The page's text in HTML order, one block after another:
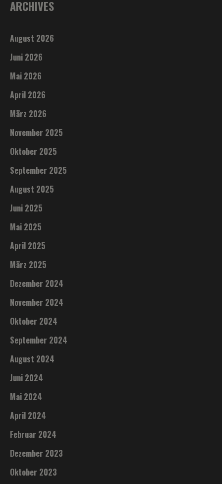
ARCHIVES
August 2026
Juni 2026
Mai 2026
April 2026
März 2026
November 2025
Oktober 2025
September 2025
August 2025
Juni 2025
Mai 2025
April 2025
März 2025
Dezember 2024
November 2024
Oktober 2024
September 2024
August 2024
Juni 2024
Mai 2024
April 2024
Februar 2024
Dezember 2023
Oktober 2023